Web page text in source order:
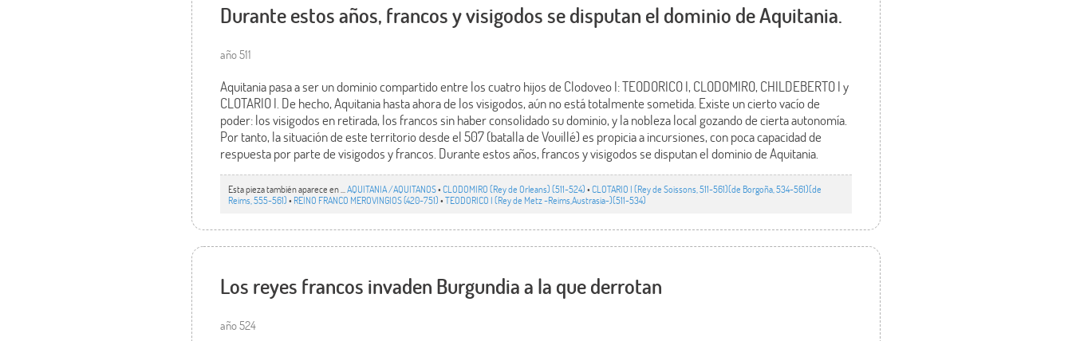
Durante estos años, francos y visigodos se disputan el dominio de Aquitania.
año 511
Aquitania pasa a ser un dominio compartido entre los cuatro hijos de Clodoveo I: TEODORICO I, CLODOMIRO, CHILDEBERTO I y
CLOTARIO I. De hecho, Aquitania hasta ahora de los visigodos, aún no está totalmente sometida. Existe un cierto vacío de
poder: los visigodos en retirada, los francos sin haber consolidado su dominio, y la nobleza local gozando de cierta autonomía.
Por tanto, la situación de este territorio desde el 507 (batalla de Vouillé) es propicia a incursiones, con poca capacidad de
respuesta por parte de visigodos y francos. Durante estos años, francos y visigodos se disputan el dominio de Aquitania.
Esta pieza también aparece en ...AQUITANIA /AQUITANOS•CLODOMIRO (Rey de Orleans) (511-524)•CLOTARIO I (Rey de Soissons, 511-561)(de Borgoña, 534-561)(de
Reims, 555-561)• REINO FRANCO MEROVINGIOS (420-751)•TEODORICO I (Rey de Metz -Reims,Austrasia-)(511-534)
Los reyes francos invaden Burgundia a la que derrotan
año 524